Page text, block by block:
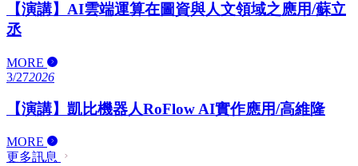
【演講】AI雲端運算在圖資與人文領域之應用/蘇立
丞
MORE
3/272026
【演講】凱比機器人RoFlow AI實作應用/高維隆
MORE
更多訊息